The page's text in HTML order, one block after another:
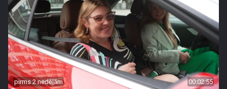
pirms 2 nedēļām 00:02:55